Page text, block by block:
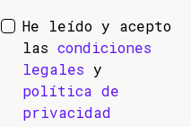
He leído y acepto
las condiciones
legales y
política de
privacidad